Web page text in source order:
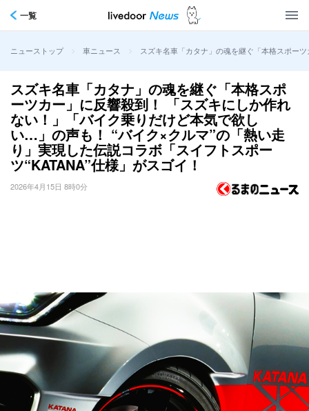
一覧
ニューストップ > 車ニュース > スズキ名車「カタナ」の魂を継ぐ「本格スポー
スズキ名車「カタナ」の魂を継ぐ「本格スポ
ーツカー」に反響殺到！ 「スズキにしか作れ
ない！」「バイク乗りだけど本気で欲し
い…」の声も！ “バイク×クルマ”の「熱い走
り」実現した伝説コラボ「スイフトスポー
ツ“KATANA”仕様」がスゴイ！
2026年4月15日 8時0分